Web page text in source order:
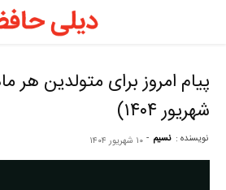
شهریور ۱۴۰۴)
نویسنده : نسیم - ۱۰ شهریور ۱۴۰۴